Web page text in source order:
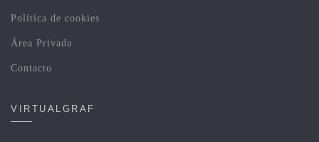
Política de cookies
Área Privada
Contacto
VIRTUALGRAF